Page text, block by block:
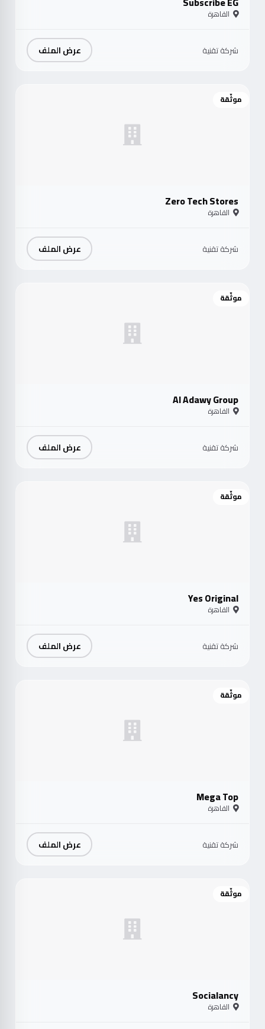
القاهرة
شركة تقنية عرض الملف
موثّقة
Zero Tech Stores
القاهرة
شركة تقنية عرض الملف
موثّقة
Al Adawy Group
القاهرة
شركة تقنية عرض الملف
موثّقة
Yes Original
القاهرة
شركة تقنية عرض الملف
موثّقة
Mega Top
القاهرة
شركة تقنية عرض الملف
موثّقة
Socialancy
القاهرة